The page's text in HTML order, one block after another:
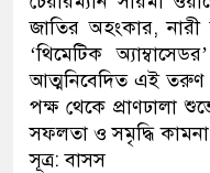
জাতির অহংকার,
‘থিমেটিক
আত্মনিবেদিত এই তরুণ
পক্ষ থেকে প্রাণঢালা
সফলতা ও সমৃদ্ধি
সূত্র: বাসস